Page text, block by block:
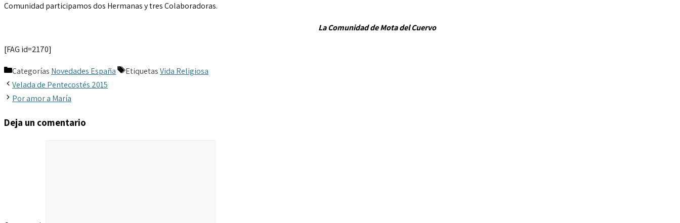
Comunidad participamos dos Hermanas y tres Colaboradoras.
La Comunidad de Mota del Cuervo
[FAG id=2170]
Categorías Novedades España EtiquetasVida Religiosa
Velada de Pentecostés 2015
Por amor a María
Deja un comentario